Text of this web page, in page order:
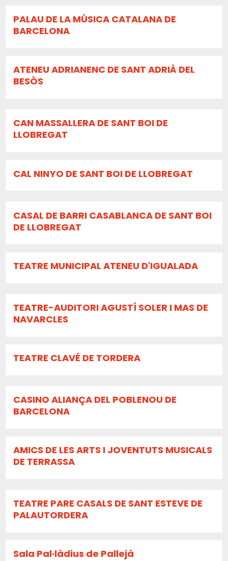
PALAU DE LA MÚSICA CATALANA DE
BARCELONA
ATENEU ADRIANENC DE SANT ADRIÀ DEL
BESÒS
CAN MASSALLERA DE SANT BOI DE
LLOBREGAT
CAL NINYO DE SANT BOI DE LLOBREGAT
CASAL DE BARRI CASABLANCA DE SANT BOI
DE LLOBREGAT
TEATRE MUNICIPAL ATENEU D'IGUALADA
TEATRE-AUDITORI AGUSTÍ SOLER I MAS DE
NAVARCLES
TEATRE CLAVÉ DE TORDERA
CASINO ALIANÇA DEL POBLENOU DE
BARCELONA
AMICS DE LES ARTS I JOVENTUTS MUSICALS
DE TERRASSA
TEATRE PARE CASALS DE SANT ESTEVE DE
PALAUTORDERA
Sala Pal·làdius de Pallejà